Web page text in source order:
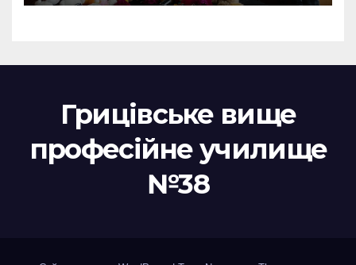
Грицівське вище
професійне училище
№38